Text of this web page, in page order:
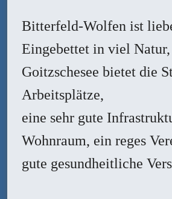
Bitterfeld-Wolfen ist
Eingebettet in viel
Goitzschesee bietet die
Arbeitsplätze,
eine sehr gute
Wohnraum, ein reges
gute gesundheitliche